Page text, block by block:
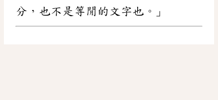
分，也不是等閒的文字也。」